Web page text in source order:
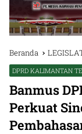
Beranda
DPRD KALIMANTAN
Banmus
Perkuat